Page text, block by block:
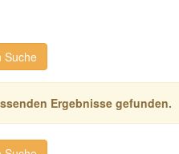
Suche
Ergebnisse gefunden.